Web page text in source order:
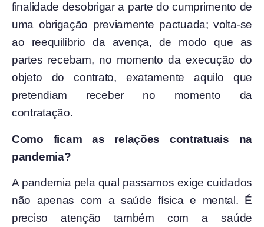
finalidade desobrigar a parte do cumprimento de
uma obrigação previamente pactuada; volta-se
ao reequilíbrio da avença, de modo que as
partes recebam, no momento da execução do
objeto do contrato, exatamente aquilo que
pretendiam receber no momento da
contratação.
Como ficam as relações contratuais na
pandemia?
A pandemia pela qual passamos exige cuidados
não apenas com a saúde física e mental. É
preciso atenção também com a saúde